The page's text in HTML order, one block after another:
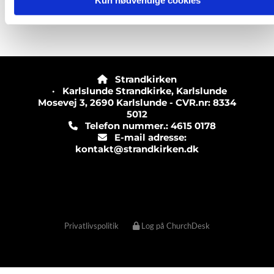

Strandkirken
· Karlslunde Strandkirke, Karlslunde
Mosevej 3, 2690 Karlslunde - CVR.nr: 8334
5012
Telefon nummer.: 4615 0178
E-mail adresse:
kontakt@strandkirken.dk
Privatlivspolitik Log på ChurchDesk